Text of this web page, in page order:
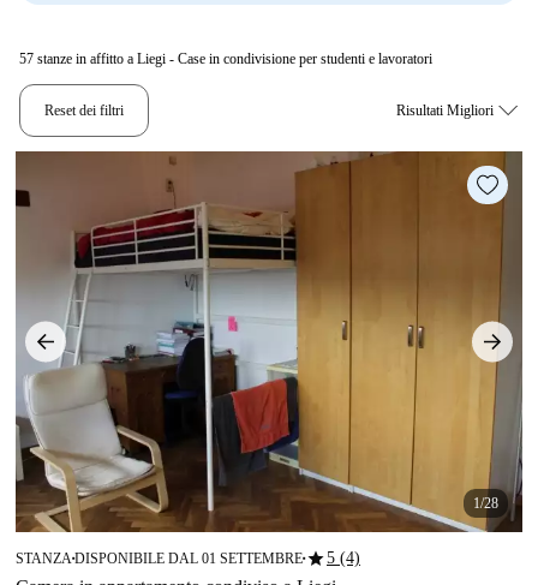
57 stanze in affitto a Liegi - Case in condivisione per studenti e lavoratori
Reset dei filtri
1/28
STANZA ■DISPONIBILE DAL 01 SETTEMBRE■star5 (4)